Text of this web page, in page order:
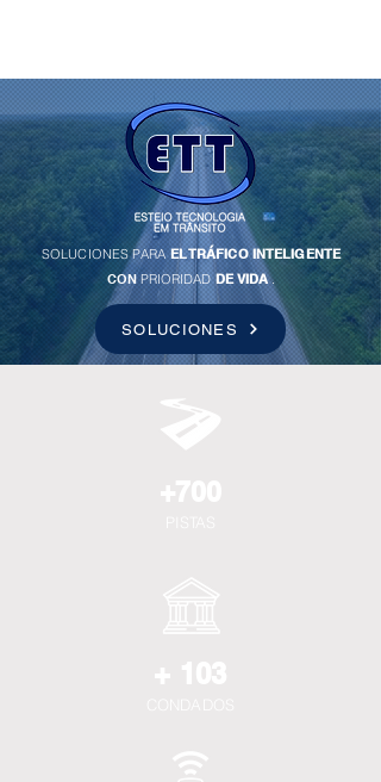
SOLUCIONES PARA EL TRÁFICO INTELIGENTE
CONPRIORIDAD DE VIDA .
SOLUCIONES